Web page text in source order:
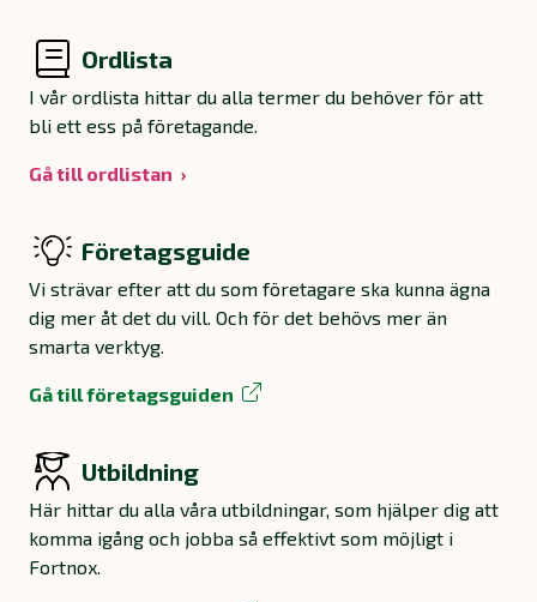
Ordlista
I vår ordlista hittar du alla termer du behöver för att
bli ett ess på företagande.
Gå till ordlistan
Företagsguide
Vi strävar efter att du som företagare ska kunna ägna
dig mer åt det du vill. Och för det behövs mer än
smarta verktyg.
Gå till företagsguiden
Utbildning
Här hittar du alla våra utbildningar, som hjälper dig att
komma igång och jobba så effektivt som möjligt i
Fortnox.